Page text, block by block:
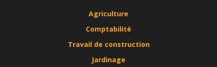
Agriculture
Comptabilité
Travail de construction
Jardinage